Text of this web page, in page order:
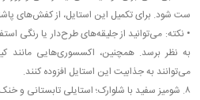
ست شود. برای تکمیل این استایل، از کفش‌های
• نکته: می‌توانید از جلیقه‌های طرح‌دار یا رنگی
به نظر برسد. همچنین، اکسسوری‌هایی مانند
می‌توانند به جذابیت این استایل افزوده کنند.
۸. شومیز سفید با شلوارک؛ استایلی تابستانی و خنک